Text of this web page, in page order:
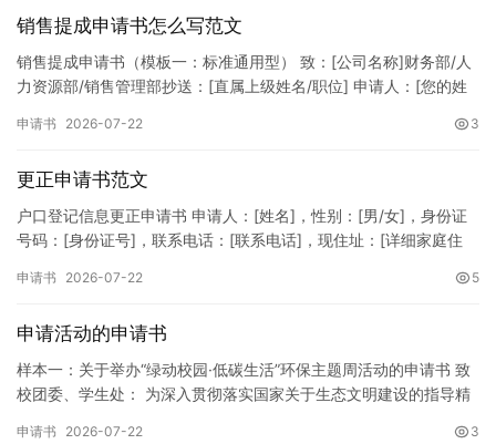
销售提成申请书怎么写范文
销售提成申请书（模板一：标准通用型） 致：[公司名称]财务部/人
力资源部/销售管理部抄送：[直属上级姓名/职位] 申请人：[您的姓
申请书 2026-07-22 3
更正申请书范文
户口登记信息更正申请书 申请人：[姓名]，性别：[男/女]，身份证
号码：[身份证号]，联系电话：[联系电话]，现住址：[详细家庭住
申请书 2026-07-22 5
申请活动的申请书
样本一：关于举办“绿动校园·低碳生活”环保主题周活动的申请书 致
校团委、学生处： 为深入贯彻落实国家关于生态文明建设的指导精
申请书 2026-07-22 3